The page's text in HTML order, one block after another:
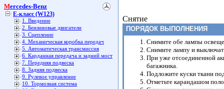
Mercedes-Benz
E-класс (W123)
1. Введение
2. Бензиновые двигатели
3. Сцепление
4. Механическая коробка передач
5. Автоматическая трансмиссия
6. Карданная передача и задний мост
7. Передняя подвеска
8. Задняя подвеска
9. Рулевое управление
10. Тормозная система
Снятие
ПОРЯДОК ВЫПОЛНЕНИЯ
Снимите обе лампы
Снимите лампу и
При уже отсоединенной
багажника.
Подложите куски ткани
Отметьте карандашом